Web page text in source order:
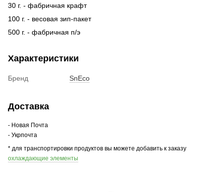
30 г. - фабричная крафт
100 г. - весовая зип-пакет
500 г. - фабричная п/э
Характеристики
Бренд SnEco
Доставка
- Новая Почта
- Укрпочта
* для транспортировки продуктов вы можете добавить к заказу
охлаждающие элементы